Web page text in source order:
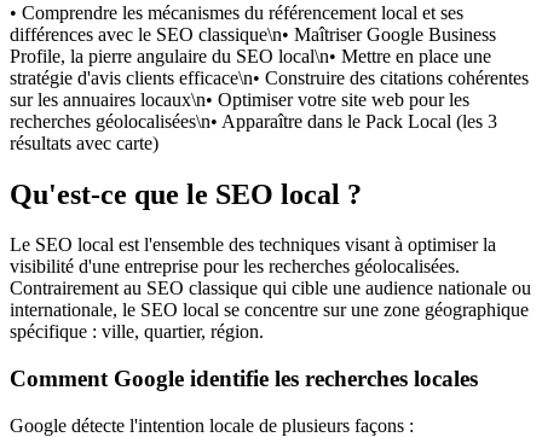
• Comprendre les mécanismes du référencement local et ses
différences avec le SEO classique\n• Maîtriser Google Business
Profile, la pierre angulaire du SEO local\n• Mettre en place une
stratégie d'avis clients efficace\n• Construire des citations cohérentes
sur les annuaires locaux\n• Optimiser votre site web pour les
recherches géolocalisées\n• Apparaître dans le Pack Local (les 3
résultats avec carte)
Qu'est-ce que le SEO local ?
Le SEO local est l'ensemble des techniques visant à optimiser la
visibilité d'une entreprise pour les recherches géolocalisées.
Contrairement au SEO classique qui cible une audience nationale ou
internationale, le SEO local se concentre sur une zone géographique
spécifique : ville, quartier, région.
Comment Google identifie les recherches locales
Google détecte l'intention locale de plusieurs façons :